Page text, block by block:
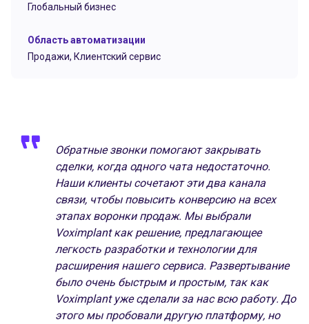
Обратные звонки помогают закрывать
сделки, когда одного чата недостаточно.
Наши клиенты сочетают эти два канала
связи, чтобы повысить конверсию на всех
этапах воронки продаж. Мы выбрали
Voximplant как решение, предлагающее
легкость разработки и технологии для
расширения нашего сервиса. Развертывание
было очень быстрым и простым, так как
Voximplant уже сделали за нас всю работу. До
этого мы пробовали другую платформу, но
Глобальный бизнес
Область автоматизации
Продажи, Клиентский сервис